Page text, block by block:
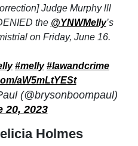
Judge Murphy lll
the @YNWMelly’s
on Friday, June 16.
#melly #lawandcrime
aW5mLtYESt
(@brysonboompaul)
20, 2023
Holmes